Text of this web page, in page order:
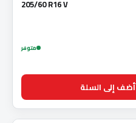
205/60 R16 V
متوفر
أضف إلى السلة